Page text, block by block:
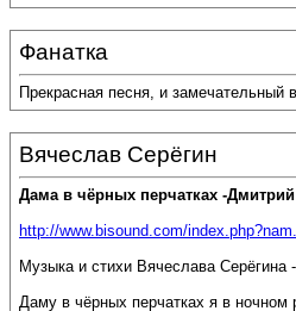
Фанатка
Прекрасная песня, и замечательный
Вячеслав Серёгин
Дама в чёрных перчатках -
http://www.bisound.com/
Музыка и стихи Вячеслава Серёгина
Даму в чёрных перчатках я в ночном